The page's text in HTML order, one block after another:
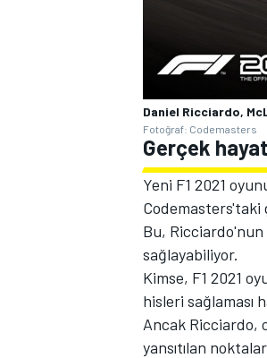
Daniel Ricciardo,
Fotoğraf: Codemasters
Gerçek
Yeni F1 2021
Codemasters'taki
Bu, Ricciardo'nun
sağlayabiliyor.
Kimse, F1 2021
hisleri sağlaması
Ancak Ricciardo,
yansıtılan